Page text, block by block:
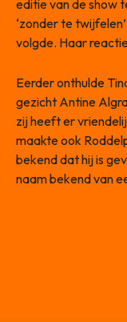
editie van de show
‘zonder te
volgde. Haar
Eerder onthulde
gezicht Antine
zij heeft er
maakte ook
bekend dat hij is
naam bekend van